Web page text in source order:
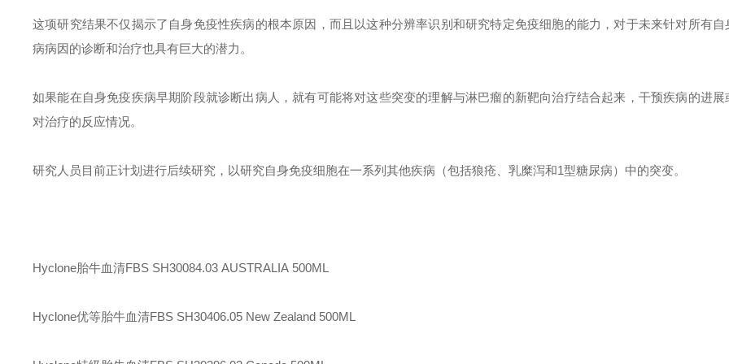
这项研究结果不仅揭示了自身免疫性疾病的根本原因，而且以这种分辨率识别和研究特定免疫细胞的能力，对于未来针对所有自
病病因的诊断和治疗也具有巨大的潜力。
如果能在自身免疫疾病早期阶段就诊断出病人，就有可能将对这些突变的理解与淋巴瘤的新靶向治疗结合起来，干预疾病的进展
对治疗的反应情况。
研究人员目前正计划进行后续研究，以研究自身免疫细胞在一系列其他疾病（包括狼疮、乳糜泻和1型糖尿病）中的突变。
Hyclone胎牛血清FBS SH30084.03 AUSTRALIA 500ML
Hyclone优等胎牛血清FBS SH30406.05 New Zealand 500ML